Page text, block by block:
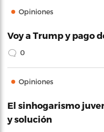
Opiniones
Voy a Trump y pago
0
Opiniones
El sinhogarismo
y solución